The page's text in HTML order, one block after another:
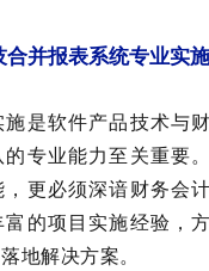
合并报表系统专业实
是软件产品技术与
专业能力至关重要
更必须深谙财务会
的项目实施经验，
地解决方案。